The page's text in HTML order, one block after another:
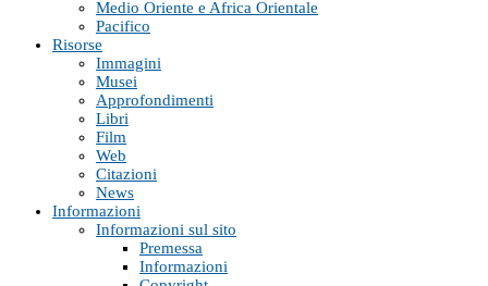
Medio Oriente e Africa Orientale
Pacifico
Risorse
Immagini
Musei
Approfondimenti
Libri
Film
Web
Citazioni
News
Informazioni
Informazioni sul sito
Premessa
Informazioni